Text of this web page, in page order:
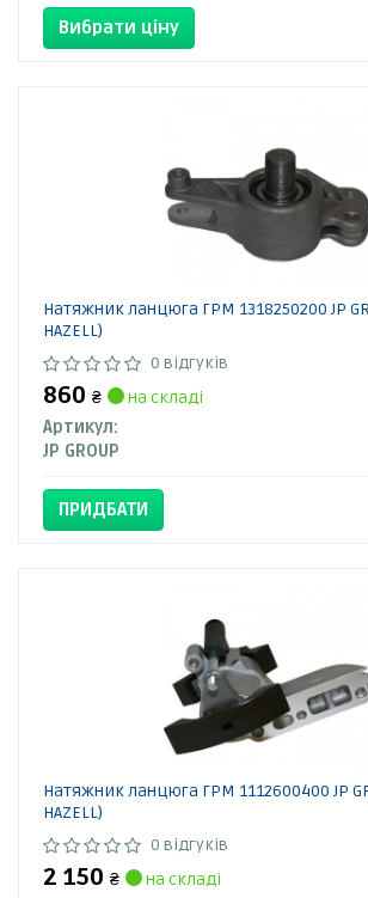
Вибрати ціну
Натяжник ланцюга ГРМ 1318250200 JP
HAZELL)
0 відгуків
860 ₴
на складі
Артикул:
JP GROUP
ПРИДБАТИ
Натяжник ланцюга ГРМ 1112600400 JP
HAZELL)
0 відгуків
2 150 ₴
на складі